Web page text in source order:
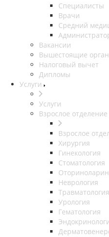
Специалисты
Врачи
Средний
Вакансии
Вышестоящие
Налоговый вычет
Дипломы
Услуги
Услуги
Взрослое отделение
Взрослое
Хирургия
Гинекология
Стоматология
Неврология
Травматология
Урология
Гематология